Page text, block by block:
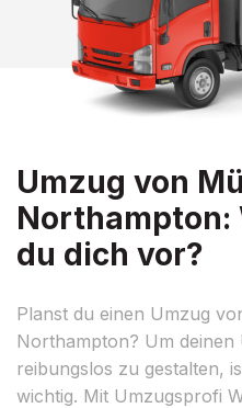
Umzug von
Northampton:
du dich vor?
Planst du einen Umzug
Northampton? Um
reibungslos zu gestalten,
wichtig. Mit Umzugsprofi